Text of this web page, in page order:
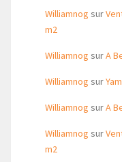
Williamnog sur
m2
Williamnog surA
Williamnog sur
Williamnog surA
Williamnog sur
m2